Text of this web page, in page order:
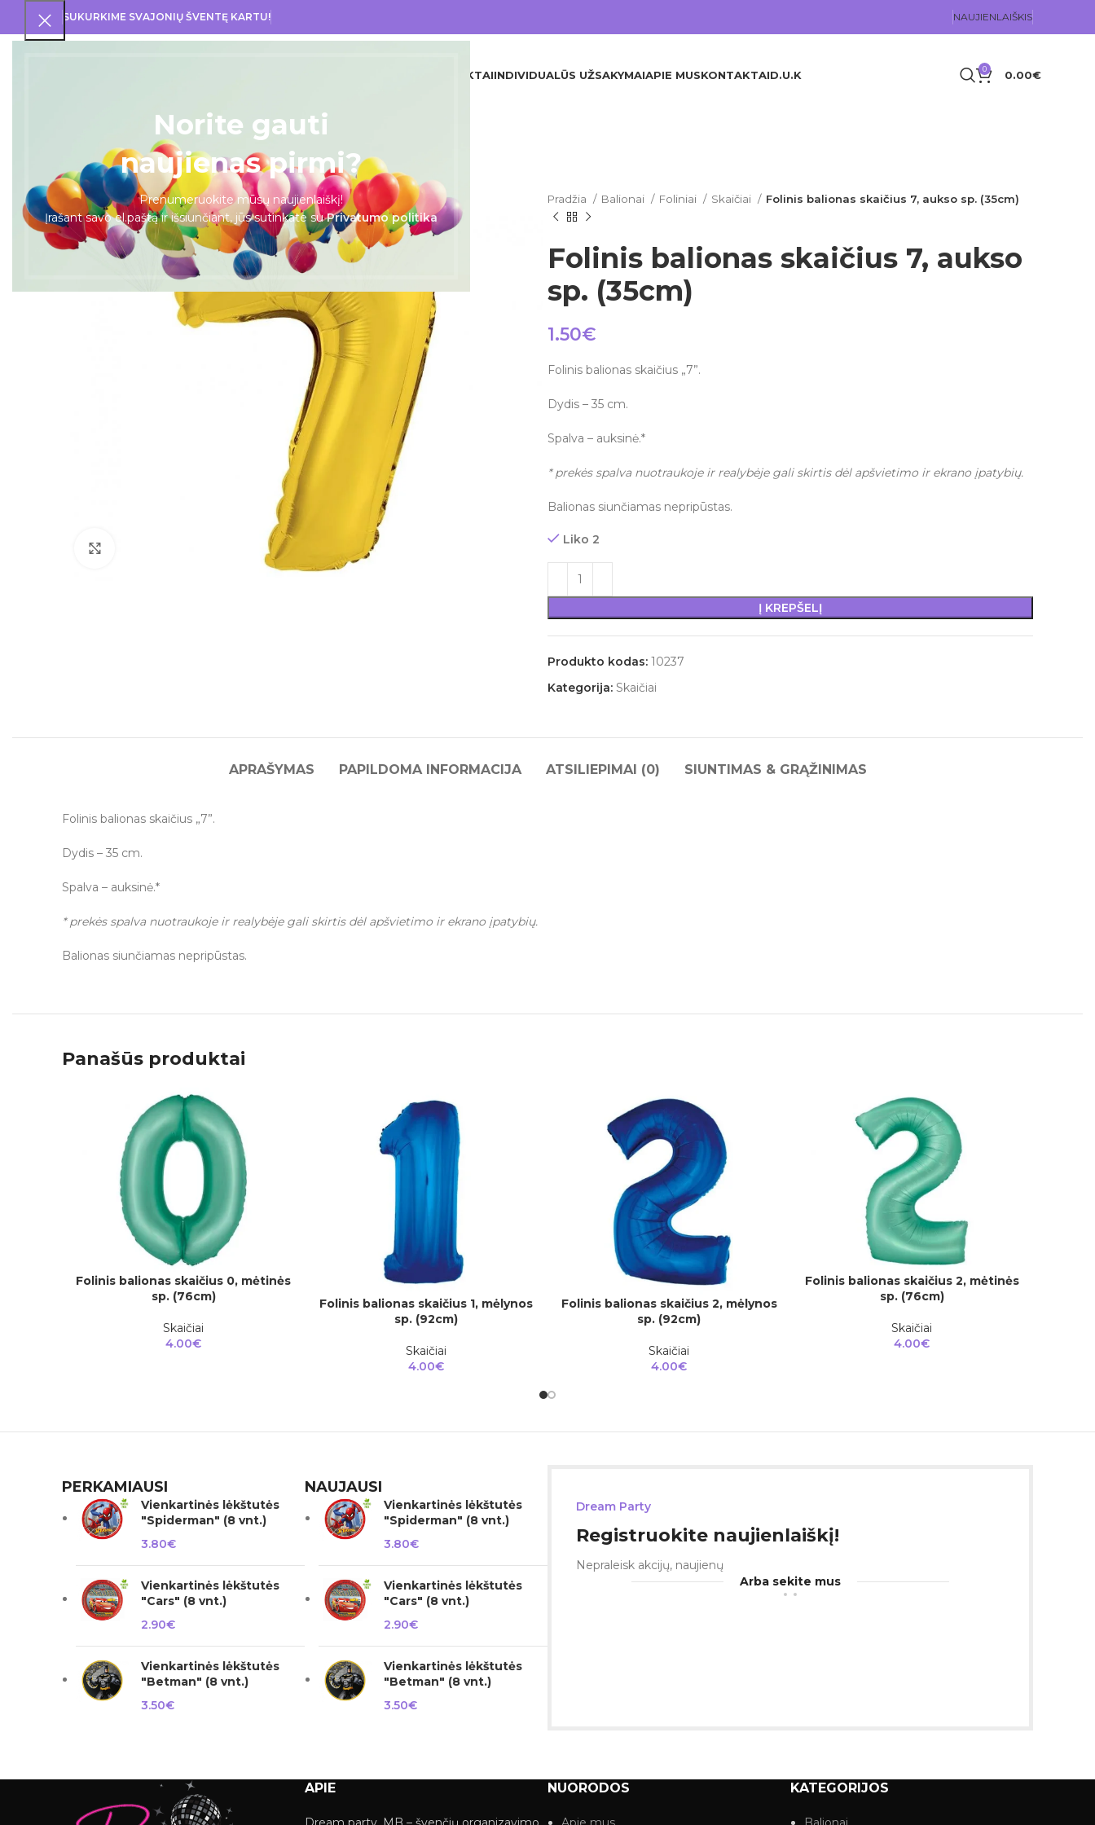
Norite gauti
naujienas pirmi?
Prenumeruokite mūsų naujienlaiškį!
Įrašant savo el.paštą ir išsiunčiant, jūs sutinkate suPrivatumo politika
SUKURKIME SVAJONIŲ ŠVENTĘ KARTU! NAUJIENLAIŠKIS
VISI PRODUKTAIINDIVIDUALŪS UŽSAKYMAIAPIE MUSKONTAKTAID.U.K 0 0.00€
Pradžia Balionai Foliniai Skaičiai Folinis balionas skaičius 7, aukso sp. (35cm)
Folinis balionas skaičius 7, aukso
sp. (35cm)
1.50€
Folinis balionas skaičius „7”.
Dydis – 35 cm.
Spalva – auksinė.*
* prekės spalva nuotraukoje ir realybėje gali skirtis dėl apšvietimo ir ekrano įpatybių.
Balionas siunčiamas nepripūstas.
Liko 2
Į KREPŠELĮ
Produkto kodas: 10237
Kategorija: Skaičiai
APRAŠYMAS PAPILDOMA INFORMACIJA ATSILIEPIMAI (0) SIUNTIMAS & GRĄŽINIMAS
Folinis balionas skaičius „7”.
Dydis – 35 cm.
Spalva – auksinė.*
* prekės spalva nuotraukoje ir realybėje gali skirtis dėl apšvietimo ir ekrano įpatybių.
Balionas siunčiamas nepripūstas.
Panašūs produktai
Į KREPŠELĮ
Folinis balionas skaičius 0, mėtinės
sp. (76cm)
Skaičiai
4.00€
Į KREPŠELĮ
Folinis balionas skaičius 1, mėlynos
sp. (92cm)
Skaičiai
4.00€
Į KREPŠELĮ
Folinis balionas skaičius 2, mėlynos
sp. (92cm)
Skaičiai
4.00€
Į KREPŠELĮ
Folinis balionas skaičius 2, mėtinės
sp. (76cm)
Skaičiai
4.00€
PERKAMIAUSI
Vienkartinės lėkštutės
"Spiderman" (8 vnt.)
3.80€
Vienkartinės lėkštutės
"Cars" (8 vnt.)
2.90€
Vienkartinės lėkštutės
"Betman" (8 vnt.)
3.50€
NAUJAUSI
Vienkartinės lėkštutės
"Spiderman" (8 vnt.)
3.80€
Vienkartinės lėkštutės
"Cars" (8 vnt.)
2.90€
Vienkartinės lėkštutės
"Betman" (8 vnt.)
3.50€
Dream Party
Registruokite naujienlaiškį!
Nepraleisk akcijų, naujienų
Arba sekite mus
APIE NUORODOS KATEGORIJOS